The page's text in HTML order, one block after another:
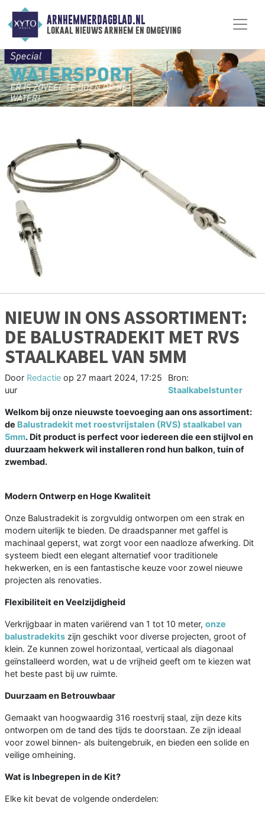
ARNHEMMERDAGBLAD.NL
lokaal nieuws arnhem en omgeving
NIEUW IN ONS ASSORTIMENT:
DE BALUSTRADEKIT MET RVS
STAALKABEL VAN 5MM
Door Redactie op 27 maart 2024, 17:25
uur
Bron:
Staalkabelstunter
Welkom bij onze nieuwste toevoeging aan ons assortiment:
de Balustradekit met roestvrijstalen (RVS) staalkabel van
5mm. Dit product is perfect voor iedereen die een stijlvol en
duurzaam hekwerk wil installeren rond hun balkon, tuin of
zwembad.
Modern Ontwerp en Hoge Kwaliteit
Onze Balustradekit is zorgvuldig ontworpen om een strak en
modern uiterlijk te bieden. De draadspanner met gaffel is
machinaal geperst, wat zorgt voor een naadloze afwerking. Dit
systeem biedt een elegant alternatief voor traditionele
hekwerken, en is een fantastische keuze voor zowel nieuwe
projecten als renovaties.
Flexibiliteit en Veelzijdigheid
Verkrijgbaar in maten variërend van 1 tot 10 meter, onze
balustradekits zijn geschikt voor diverse projecten, groot of
klein. Ze kunnen zowel horizontaal, verticaal als diagonaal
geïnstalleerd worden, wat u de vrijheid geeft om te kiezen wat
het beste past bij uw ruimte.
Duurzaam en Betrouwbaar
Gemaakt van hoogwaardig 316 roestvrij staal, zijn deze kits
ontworpen om de tand des tijds te doorstaan. Ze zijn ideaal
voor zowel binnen- als buitengebruik, en bieden een solide en
veilige omheining.
Wat is Inbegrepen in de Kit?
Elke kit bevat de volgende onderdelen: